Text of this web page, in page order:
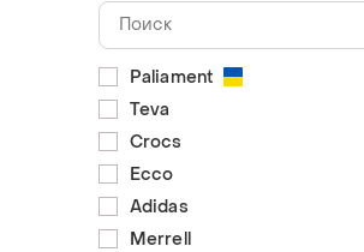
Paliament
Teva
Crocs
Ecco
Adidas
Merrell